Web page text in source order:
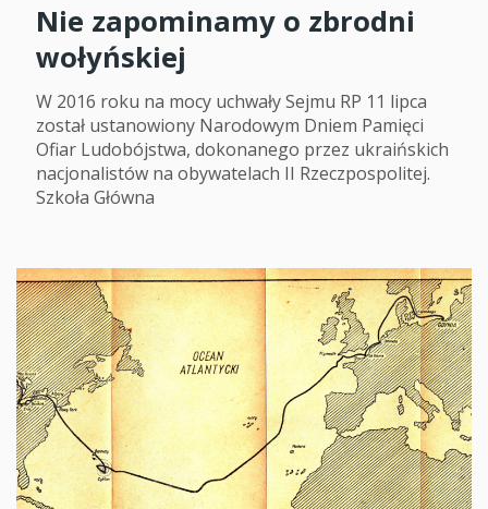
Nie zapominamy o zbrodni
wołyńskiej
W 2016 roku na mocy uchwały Sejmu RP 11 lipca
został ustanowiony Narodowym Dniem Pamięci
Ofiar Ludobójstwa, dokonanego przez ukraińskich
nacjonalistów na obywatelach II Rzeczpospolitej.
Szkoła Główna